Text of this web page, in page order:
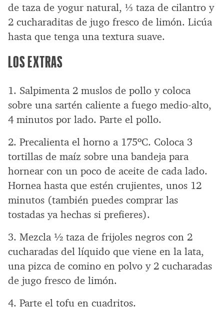
de taza de yogur natural, ⅓ taza de cilantro y
2 cucharaditas de jugo fresco de limón. Licúa
hasta que tenga una textura suave.
LOS EXTRAS
1. Salpimenta 2 muslos de pollo y coloca
sobre una sartén caliente a fuego medio-alto,
4 minutos por lado. Parte el pollo.
2. Precalienta el horno a 175ºC. Coloca 3
tortillas de maíz sobre una bandeja para
hornear con un poco de aceite de cada lado.
Hornea hasta que estén crujientes, unos 12
minutos (también puedes comprar las
tostadas ya hechas si prefieres).
3. Mezcla ½ taza de frijoles negros con 2
cucharadas del líquido que viene en la lata,
una pizca de comino en polvo y 2 cucharadas
de jugo fresco de limón.
4. Parte el tofu en cuadritos.